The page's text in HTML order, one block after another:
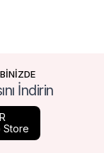
İndirin
Store